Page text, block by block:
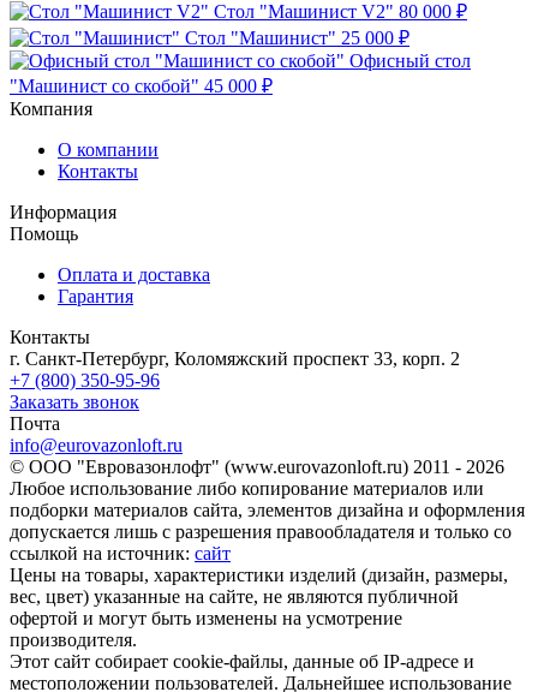
Стол "Машинист V2" 80 000 ₽
Стол "Машинист" 25 000 ₽
Офисный стол
"Машинист со скобой" 45 000 ₽
Компания
О компании
Контакты
Информация
Помощь
Оплата и доставка
Гарантия
Контакты
г. Санкт-Петербург, Коломяжский проспект 33, корп. 2
+7 (800) 350-95-96
Заказать звонок
Почта
info@eurovazonloft.ru
© ООО "Евровазонлофт" (www.eurovazonloft.ru) 2011 - 2026
Любое использование либо копирование материалов или
подборки материалов сайта, элементов дизайна и оформления
допускается лишь с разрешения правообладателя и только со
ссылкой на источник: сайт
Цены на товары, характеристики изделий (дизайн, размеры,
вес, цвет) указанные на сайте, не являются публичной
офертой и могут быть изменены на усмотрение
производителя.
Этот сайт собирает cookie-файлы, данные об IP-адресе и
местоположении пользователей. Дальнейшее использование